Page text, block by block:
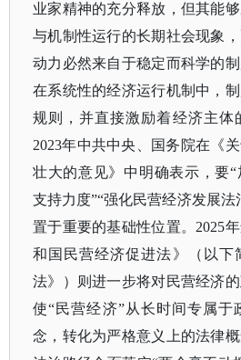
业家精神的充分释放，但其能
与机制性运行的长期社会现象
动力必然来自于稳定而科学的
在系统性的经济运行机制中，
规则，并直接激励着经济主体
2023年中共中央、国务院在《
壮大的意见》中明确表示，要
支持力度”“强化民营经济发展
置于重要的基础性位置。2025
和国民营经济促进法》（以下
法》）则进一步将对民营经济
使“民营经济”从长时间专属于
念，转化为严格意义上的法律